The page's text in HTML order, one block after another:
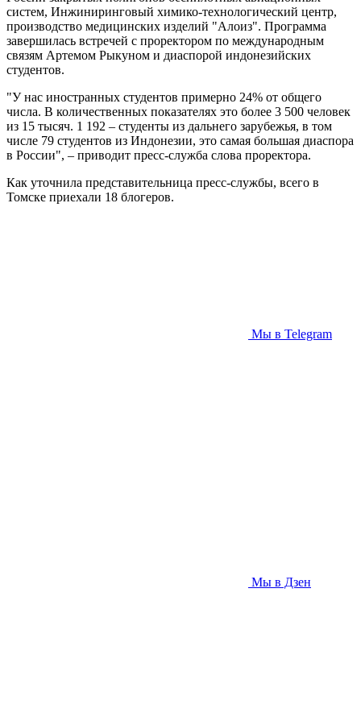
систем, Инжиниринговый химико-технологический центр,
производство медицинских изделий "Алоиз". Программа
завершилась встречей с проректором по международным
связям Артемом Рыкуном и диаспорой индонезийских
студентов.
"У нас иностранных студентов примерно 24% от общего
числа. В количественных показателях это более 3 500 человек
из 15 тысяч. 1 192 – студенты из дальнего зарубежья, в том
числе 79 студентов из Индонезии, это самая большая диаспора
в России", – приводит пресс-служба слова проректора.
Как уточнила представительница пресс-службы, всего в
Томске приехали 18 блогеров.
Мы в Telegram
Мы в Дзен